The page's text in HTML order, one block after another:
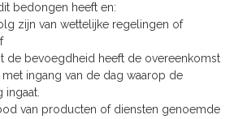
bedongen heeft en:
zijn van wettelijke regelingen of
de bevoegdheid heeft de overeenkomst
ingang van de dag waarop de
ingaat.
van producten of diensten genoemde